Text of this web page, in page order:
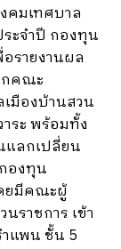
คมเทศบาล
ะจำปี กองทุน
รายงานผล
กคณะ
มืองบ้านสวน
ระ พร้อมทั้ง
ลกเปลี่ยน
องทุน
ยมีคณะผู้
ราชการ เข้า
แพน ชั้น 5